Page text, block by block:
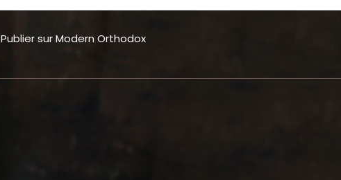
Publier sur Modern Orthodox